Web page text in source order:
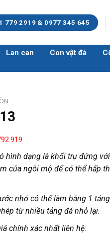
779 2919 & 0977 345 645
Lan can Con vật đá
919
hình dạng là khối trụ đứng
của ngôi mộ để có thể hấp
nhỏ có thể làm bằng 1
từ nhiều tảng đá nhỏ lại.
chính xác nhất liên hệ: